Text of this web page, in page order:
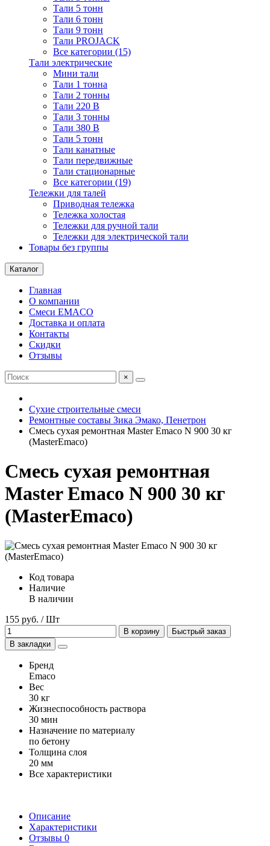
Тали 5 тонн
Тали 6 тонн
Тали 9 тонн
Тали PROJACK
Все категории (15)
Тали электрические
Мини тали
Тали 1 тонна
Тали 2 тонны
Тали 220 В
Тали 3 тонны
Тали 380 В
Тали 5 тонн
Тали канатные
Тали передвижные
Тали стационарные
Все категории (19)
Тележки для талей
Приводная тележка
Тележка холостая
Тележки для ручной тали
Тележки для электрической тали
Товары без группы
Каталог
Главная
О компании
Смеси EMACO
Доставка и оплата
Контакты
Скидки
Отзывы
×
Сухие строительные смеси
Ремонтные составы Зика Эмако, Пенетрон
Смесь сухая ремонтная Master Emaco N 900 30 кг
(MasterEmaco)
Смесь сухая ремонтная
Master Emaco N 900 30 кг
(MasterEmaco)
Код товара
Наличие
В наличии
155 руб. / Шт
В корзину
Быстрый заказ
В закладки
Бренд
Emaco
Вес
30 кг
Жизнеспособность раствора
30 мин
Назначение по материалу
по бетону
Толщина слоя
20 мм
Все характеристики
Описание
Характеристики
Отзывы 0